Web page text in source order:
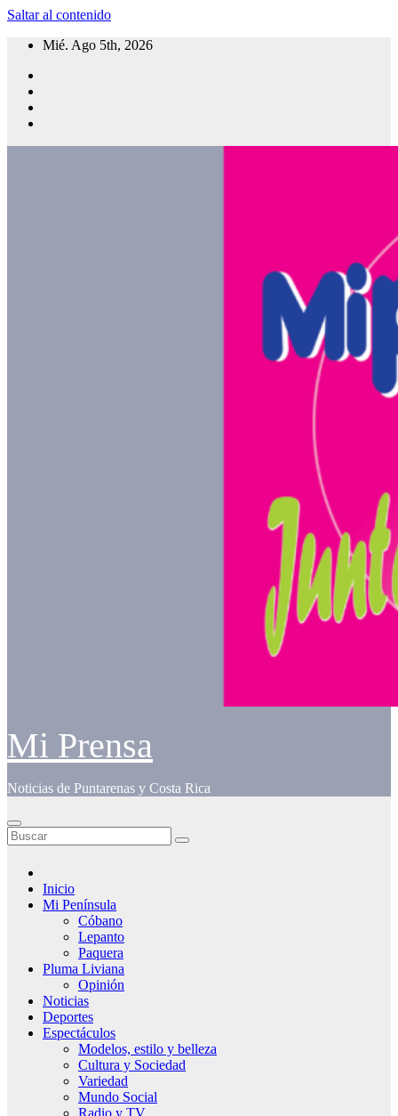
Saltar al contenido
Mié. Ago 5th, 2026
Mi Prensa
Noticias de Puntarenas y Costa Rica
Inicio
Mi Península
Cóbano
Lepanto
Paquera
Pluma Liviana
Opinión
Noticias
Deportes
Espectáculos
Modelos, estilo y belleza
Cultura y Sociedad
Variedad
Mundo Social
Radio y TV